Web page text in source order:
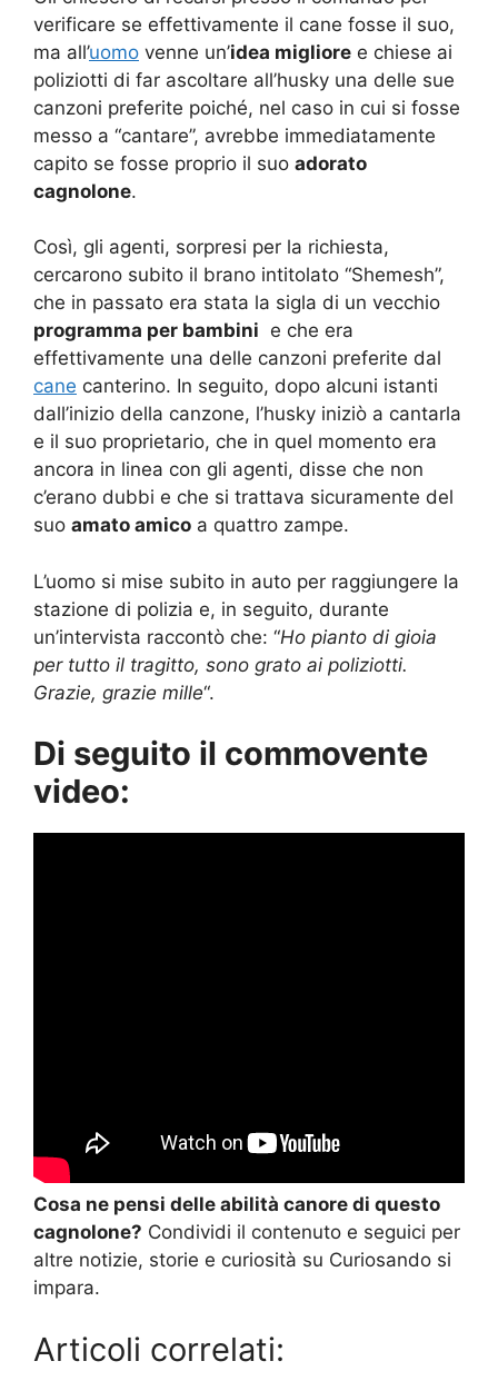
verificare se effettivamente il cane fosse il suo,
ma all’uomo venne un’idea migliore e chiese ai
poliziotti di far ascoltare all’husky una delle sue
canzoni preferite poiché, nel caso in cui si fosse
messo a “cantare”, avrebbe immediatamente
capito se fosse proprio il suo adorato
cagnolone.
Così, gli agenti, sorpresi per la richiesta,
cercarono subito il brano intitolato “Shemesh”,
che in passato era stata la sigla di un vecchio
programma per bambini e che era
effettivamente una delle canzoni preferite dal
cane canterino. In seguito, dopo alcuni istanti
dall’inizio della canzone, l’husky iniziò a cantarla
e il suo proprietario, che in quel momento era
ancora in linea con gli agenti, disse che non
c’erano dubbi e che si trattava sicuramente del
suo amato amico a quattro zampe.
L’uomo si mise subito in auto per raggiungere la
stazione di polizia e, in seguito, durante
un’intervista raccontò che: “Ho pianto di gioia
per tutto il tragitto, sono grato ai poliziotti.
Grazie, grazie mille“.
Di seguito il commovente
video:
Cosa ne pensi delle abilità canore di questo
cagnolone? Condividi il contenuto e seguici per
altre notizie, storie e curiosità su Curiosando si
impara.
Articoli correlati: